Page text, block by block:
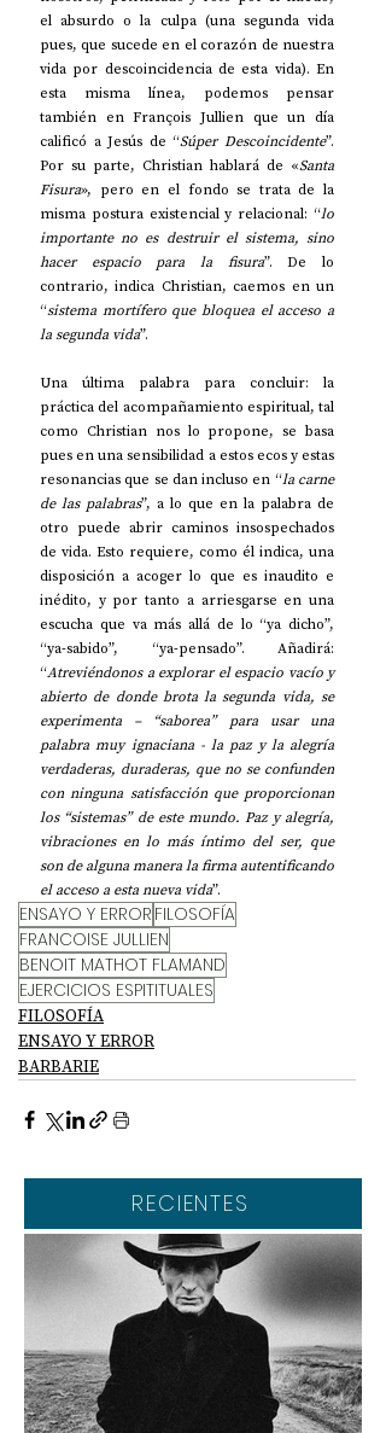
el absurdo o la culpa (una segunda vida
pues, que sucede en el corazón de nuestra
vida por descoincidencia de esta vida). En
esta misma línea, podemos pensar
también en François Jullien que un día
calificó a Jesús de “Súper Descoincidente”.
Por su parte, Christian hablará de «Santa
Fisura», pero en el fondo se trata de la
misma postura existencial y relacional: “lo
importante no es destruir el sistema, sino
hacer espacio para la fisura”. De lo
contrario, indica Christian, caemos en un
“sistema mortífero que bloquea el acceso a
la segunda vida”.
Una última palabra para concluir: la
práctica del acompañamiento espiritual, tal
como Christian nos lo propone, se basa
pues en una sensibilidad a estos ecos y estas
resonancias que se dan incluso en “la carne
de las palabras”, a lo que en la palabra de
otro puede abrir caminos insospechados
de vida. Esto requiere, como él indica, una
disposición a acoger lo que es inaudito e
inédito, y por tanto a arriesgarse en una
escucha que va más allá de lo “ya dicho”,
“ya-sabido”, “ya-pensado”. Añadirá:
“Atreviéndonos a explorar el espacio vacío y
abierto de donde brota la segunda vida, se
experimenta – “saborea” para usar una
palabra muy ignaciana - la paz y la alegría
verdaderas, duraderas, que no se confunden
con ninguna satisfacción que proporcionan
los “sistemas” de este mundo. Paz y alegría,
vibraciones en lo más íntimo del ser, que
son de alguna manera la firma autentificando
el acceso a esta nueva vida”.
ENSAYO Y ERROR FILOSOFÍA
FRANCOISE JULLIEN
BENOIT MATHOT FLAMAND
EJERCICIOS ESPITITUALES
FILOSOFÍA
ENSAYO Y ERROR
BARBARIE
RECIENTES